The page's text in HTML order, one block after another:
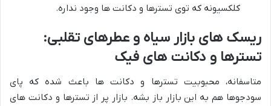
کلکسیونه که توی تسترها و دکانت ها وجود نداره.
ریسک های بازار سیاه و عطرهای تقلبی:
تسترها و دکانت های فیک
متاسفانه، محبوبیت تسترها و دکانت ها باعث شده که پای
سودجوها هم به این بازار باز بشه. بازار پر از تسترها و دکانت های